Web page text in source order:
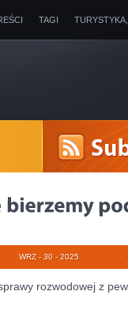
TAGI
WRZ - 30 - 2025
rozwodowej z